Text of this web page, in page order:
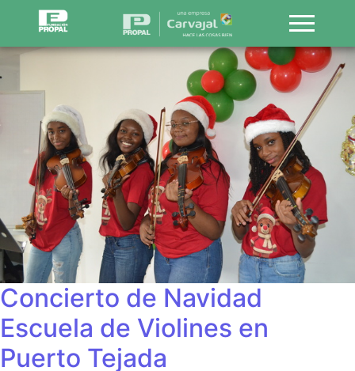
Concierto de Navidad
Escuela de Violines en
Puerto Tejada